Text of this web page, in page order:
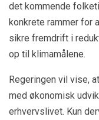
det kommende
konkrete rammer for
sikre fremdrift i
op til klimamålene.
Regeringen vil vise,
med økonomisk
erhvervslivet. Kun